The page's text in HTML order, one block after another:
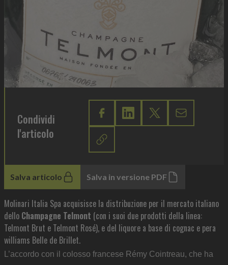
Condividi
l'articolo
Salva articolo Salva in versione PDF
Molinari Italia Spa acquisisce la distribuzione per il mercato italiano
dello Champagne Telmont (con i suoi due prodotti della linea:
Telmont Brut e Telmont Rosé), e del liquore a base di cognac e pera
williams Belle de Brillet.
L’accordo con il colosso francese Rémy Cointreau, che ha